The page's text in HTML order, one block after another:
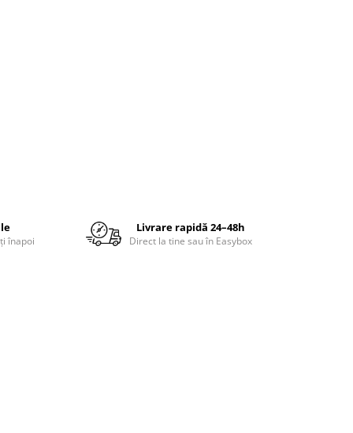
înapoi
Livrare rapidă 24–48h
Direct la tine sau în Easybox